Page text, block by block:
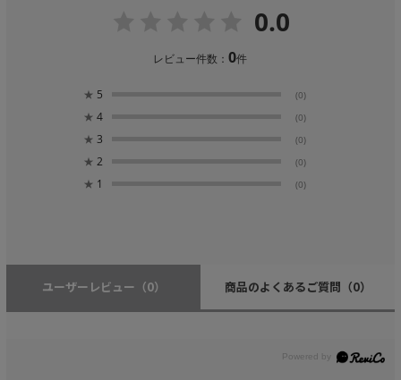
0.0
レビュー件数：0件
★ 5 (0)
★ 4 (0)
★ 3 (0)
★ 2 (0)
★ 1 (0)
ユーザーレビュー （0） 商品のよくあるご質問 （0）